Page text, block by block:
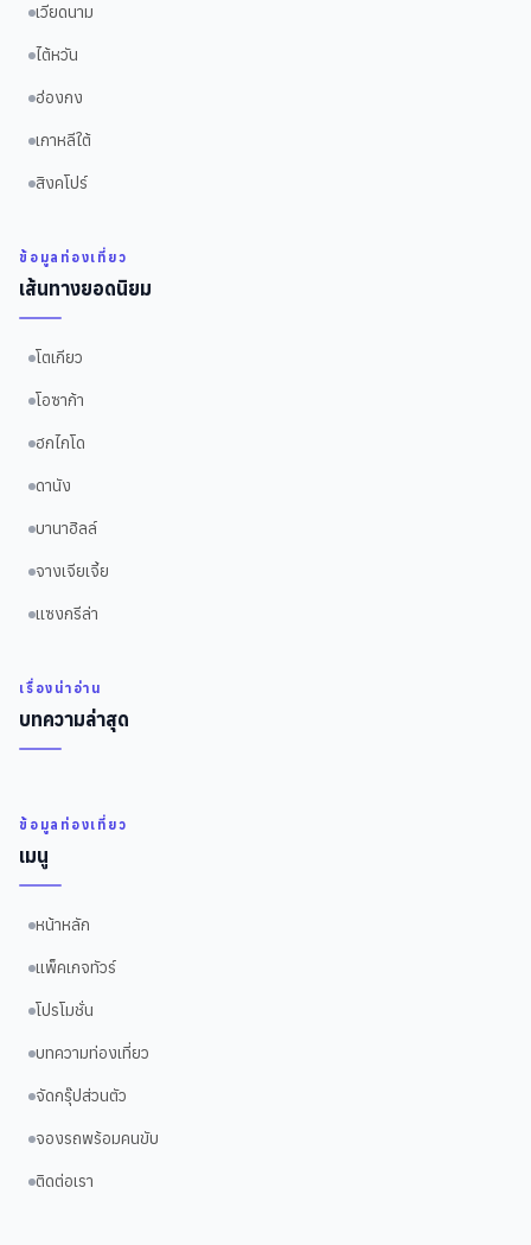
เวียดนาม
ไต้หวัน
ฮ่องกง
เกาหลีใต้
สิงคโปร์
ข้อมูลท่องเที่ยว
เส้นทางยอดนิยม
โตเกียว
โอซาก้า
ฮกไกโด
ดานัง
บานาฮิลล์
จางเจียเจี้ย
แซงกรีล่า
เรื่องน่าอ่าน
บทความล่าสุด
ข้อมูลท่องเที่ยว
เมนู
หน้าหลัก
แพ็คเกจทัวร์
โปรโมชั่น
บทความท่องเที่ยว
จัดกรุ๊ปส่วนตัว
จองรถพร้อมคนขับ
ติดต่อเรา